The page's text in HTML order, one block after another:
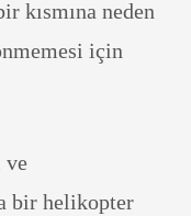
kısmına neden
için
ve
bir helikopter